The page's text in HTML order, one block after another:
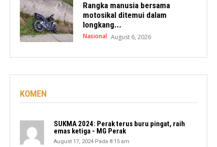
Rangka manusia bersama
motosikal ditemui dalam
longkang...
Nasional August 6, 2026
KOMEN
SUKMA 2024: Perak terus buru pingat, raih
emas ketiga - MG Perak
August 17, 2024 Pada 8:15 am